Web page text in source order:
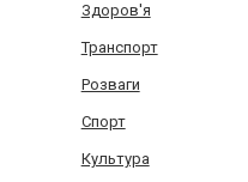
Здоров'я
Транспорт
Розваги
Спорт
Культура